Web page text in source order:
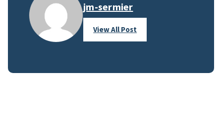
jm-sermier
View All Post